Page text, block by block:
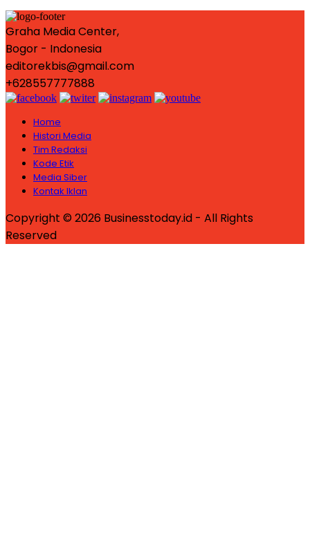
Graha Media Center,
Bogor - Indonesia
editorekbis@gmail.com
+628557777888
Home
Histori Media
Tim Redaksi
Kode Etik
Media Siber
Kontak Iklan
Copyright © 2026 Businesstoday.id - All Rights
Reserved